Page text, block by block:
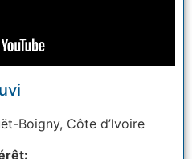
Boigny, Côte d’Ivoire